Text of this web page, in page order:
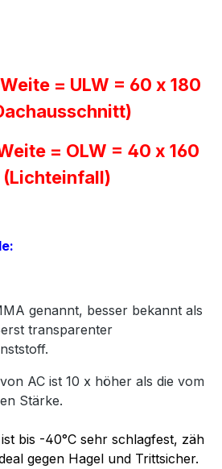
= ULW = 60 x 180
= OLW = 40 x 160
(Lichteinfall)
genannt, besser bekannt als
transparenter
AC ist 10 x höher als die vom
Stärke.
ist bis -40°C sehr schlagfest, zäh
gegen Hagel und Trittsicher.